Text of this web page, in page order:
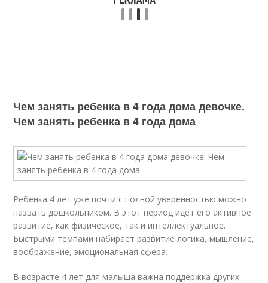
Чем занять ребенка в 4 года дома девочке.
Чем занять ребенка в 4 года дома
Ребенка 4 лет уже почти с полной уверенностью можно
назвать дошкольником. В этот период идёт его активное
развитие, как физическое, так и интеллектуальное.
Быстрыми темпами набирает развитие логика, мышление,
воображение, эмоциональная сфера.
В возрасте 4 лет для малыша важна поддержка других